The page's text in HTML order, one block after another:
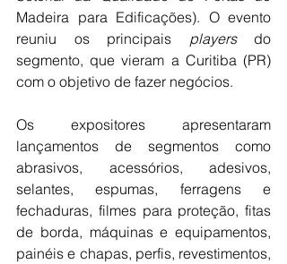
Madeira para Edificações). O evento
reuniu os principais players do
segmento, que vieram a Curitiba (PR)
com o objetivo de fazer negócios.
Os expositores apresentaram
lançamentos de segmentos como
abrasivos, acessórios, adesivos,
selantes, espumas, ferragens e
fechaduras, filmes para proteção, fitas
de borda, máquinas e equipamentos,
painéis e chapas, perfis, revestimentos,